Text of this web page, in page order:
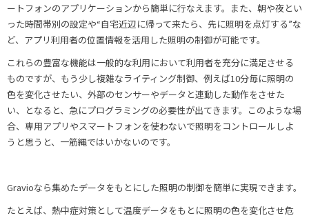
ートフォンのアプリケーションから簡単に行なえます。また、朝や夜とい
った時間帯別の設定や“自宅近辺に帰って来たら、先に照明を点灯する”な
ど、アプリ利用者の位置情報を活用した照明の制御が可能です。
これらの豊富な機能は一般的な利用において利用者を充分に満足させる
ものですが、もう少し複雑なライティング制御、例えば10分毎に照明の
色を変化させたい、外部のセンサーやデータと連動した動作をさせた
い、となると、急にプログラミングの必要性が出てきます。このような場
合、専用アプリやスマートフォンを使わないで照明をコントロールしよ
うと思うと、一筋縄ではいかないのです。
Gravioなら集めたデータをもとにした照明の制御を簡単に実現できます。
たとえば、熱中症対策として温度データをもとに照明の色を変化させ危